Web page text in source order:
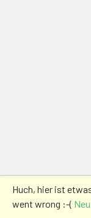
Huch, hier ist
went wrong :-(